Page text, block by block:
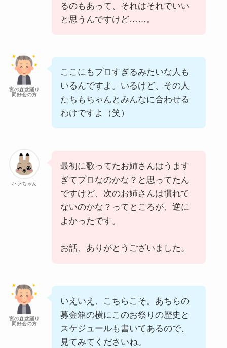
るのもあって、それはそれでいい
と思うんですけど……。
宮の森盆踊り
同好会の方
ここにもプロすぎるみたいな人も
いるんですよ。いるけど、その人
たちもちゃんとみんなに合わせる
わけですよ（笑）
ハラちゃん
最初に歌ってたお姉さんはうます
ぎてプロなのかな？と思ってたん
ですけど、次のお姉さんは慣れて
ないのかな？ってところが、逆に
よかったです。
お話、ありがとうございました。
宮の森盆踊り
同好会の方
いえいえ、こちらこそ。あちらの
募金箱の横にこのお祭りの歴史と
スケジュールも書いてあるので、
見てみてくださいね。